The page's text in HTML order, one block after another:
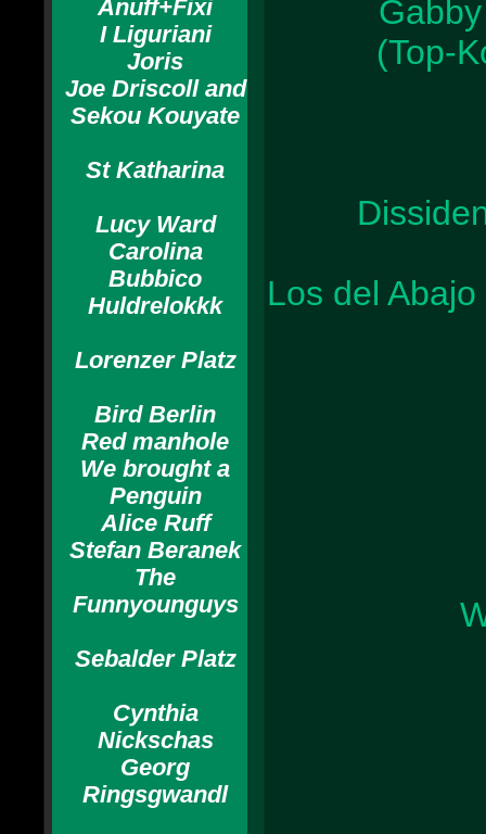
Anuff+Fixi
I Liguriani
Joris
Joe Driscoll and
Sekou Kouyate
St Katharina
Lucy Ward
Carolina
Bubbico
Huldrelokkk
Lorenzer Platz
Bird Berlin
Red manhole
We brought a
Penguin
Alice Ruff
Stefan Beranek
The
Funnyounguys
Sebalder Platz
Cynthia
Nickschas
Georg
Ringsgwandl
(Top-
Los del